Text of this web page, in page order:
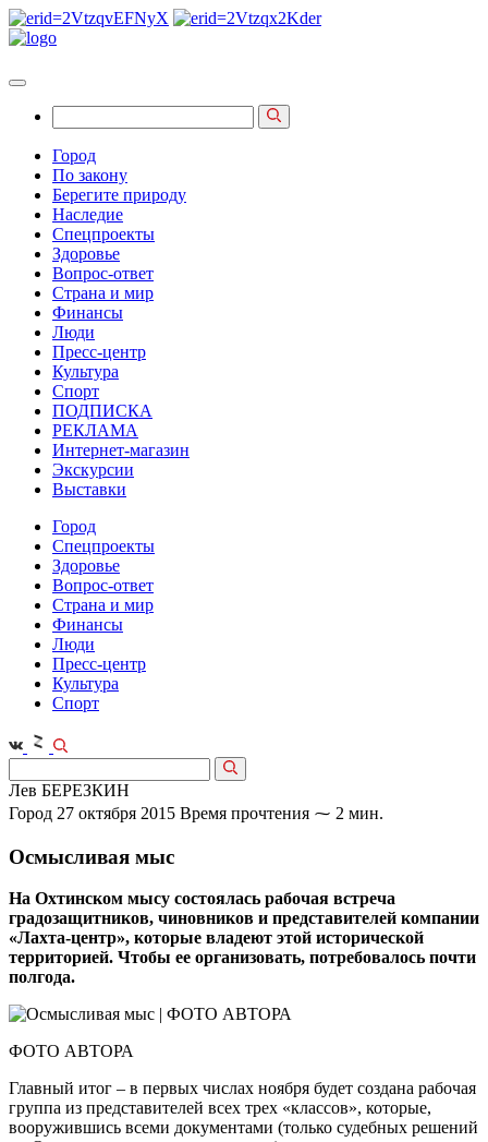
Город
По закону
Берегите природу
Наследие
Спецпроекты
Здоровье
Вопрос-ответ
Страна и мир
Финансы
Люди
Пресс-центр
Культура
Спорт
ПОДПИСКА
РЕКЛАМА
Интернет-магазин
Экскурсии
Выставки
Город
Спецпроекты
Здоровье
Вопрос-ответ
Страна и мир
Финансы
Люди
Пресс-центр
Культура
Спорт
Лев БЕРЕЗКИН
Город 27 октября 2015 Время прочтения ⁓ 2 мин.
Осмысливая мыс
На Охтинском мысу состоялась рабочая встреча
градозащитников, чиновников и представителей компании
«Лахта-центр», которые владеют этой исторической
территорией. Чтобы ее организовать, потребовалось почти
полгода.
ФОТО АВТОРА
Главный итог – в первых числах ноября будет создана рабочая
группа из представителей всех трех «классов», которые,
вооружившись всеми документами (только судебных решений